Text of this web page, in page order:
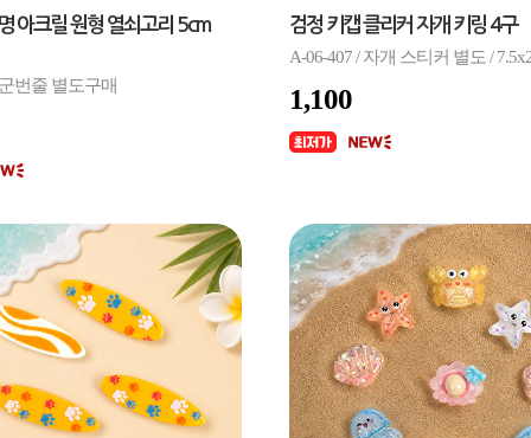
아크릴 원형 열쇠고리 5cm
번줄 별도구매
검정 키캡 클리커 자개 키링 4구
A-06-407 / 자개 스티커 별도 /
1,100